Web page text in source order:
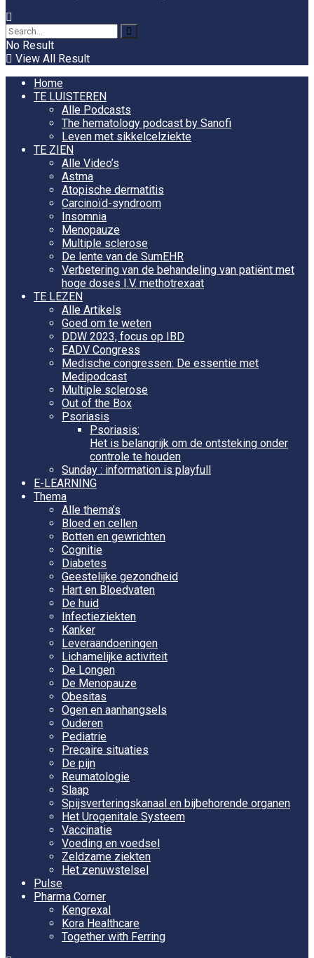
No Result
View All Result
Home
TE LUISTEREN
Alle Podcasts
The hematology podcast by Sanofi
Leven met sikkelcelziekte
TE ZIEN
Alle Video’s
Astma
Atopische dermatitis
Carcinoïd-syndroom
Insomnia
Menopauze
Multiple sclerose
De lente van de SumEHR
Verbetering van de behandeling van patiënt met
hoge doses I.V. methotrexaat
TE LEZEN
Alle Artikels
Goed om te weten
DDW 2023, focus op IBD
EADV Congress
Medische congressen: De essentie met
Medipodcast
Multiple sclerose
Out of the Box
Psoriasis
Psoriasis:
Het is belangrijk om de ontsteking onder
controle te houden
Sunday : information is playfull
E-LEARNING
Thema
Alle thema’s
Bloed en cellen
Botten en gewrichten
Cognitie
Diabetes
Geestelijke gezondheid
Hart en Bloedvaten
De huid
Infectieziekten
Kanker
Leveraandoeningen
Lichamelijke activiteit
De Longen
De Menopauze
Obesitas
Ogen en aanhangsels
Ouderen
Pediatrie
Precaire situaties
De pijn
Reumatologie
Slaap
Spijsverteringskanaal en bijbehorende organen
Het Urogenitale Systeem
Vaccinatie
Voeding en voedsel
Zeldzame ziekten
Het zenuwstelsel
Pulse
Pharma Corner
Kengrexal
Kora Healthcare
Together with Ferring